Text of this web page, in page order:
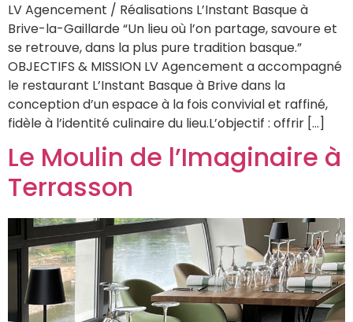
LV Agencement / Réalisations L’Instant Basque à
Brive-la-Gaillarde “Un lieu où l’on partage, savoure et
se retrouve, dans la plus pure tradition basque.”
OBJECTIFS & MISSION LV Agencement a accompagné
le restaurant L’Instant Basque à Brive dans la
conception d’un espace à la fois convivial et raffiné,
fidèle à l’identité culinaire du lieu.L’objectif : offrir […]
Le Moulin de l’Imaginaire à
Terrasson